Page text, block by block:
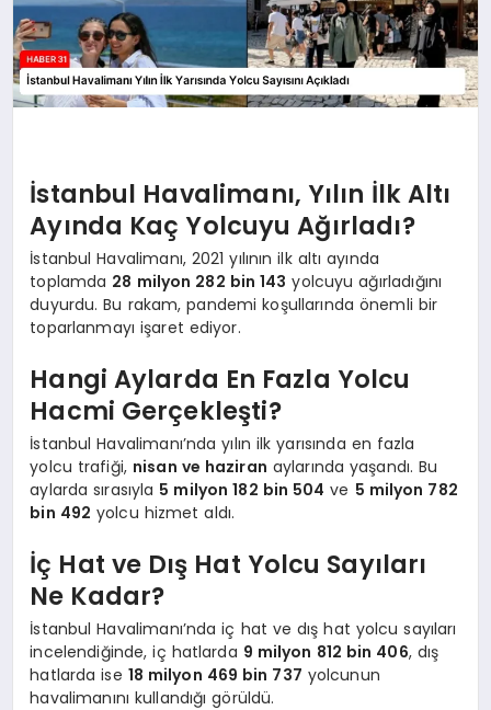
İstanbul Havalimanı, Yılın İlk Altı
Ayında Kaç Yolcuyu Ağırladı?
İstanbul Havalimanı, 2021 yılının ilk altı ayında
toplamda 28 milyon 282 bin 143 yolcuyu ağırladığını
duyurdu. Bu rakam, pandemi koşullarında önemli bir
toparlanmayı işaret ediyor.
Hangi Aylarda En Fazla Yolcu
Hacmi Gerçekleşti?
İstanbul Havalimanı’nda yılın ilk yarısında en fazla
yolcu trafiği, nisan ve haziran aylarında yaşandı. Bu
aylarda sırasıyla 5 milyon 182 bin 504 ve 5 milyon 782
bin 492 yolcu hizmet aldı.
İç Hat ve Dış Hat Yolcu Sayıları
Ne Kadar?
İstanbul Havalimanı’nda iç hat ve dış hat yolcu sayıları
incelendiğinde, iç hatlarda 9 milyon 812 bin 406, dış
hatlarda ise 18 milyon 469 bin 737 yolcunun
havalimanını kullandığı görüldü.